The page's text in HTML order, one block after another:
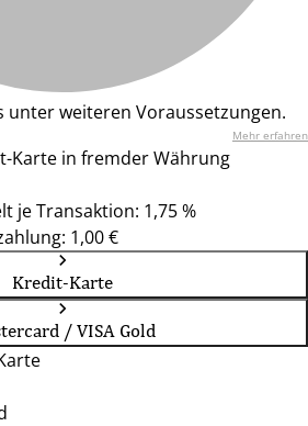
unter weiteren Voraussetzungen.
Mehr erfahren
Karte in fremder Währung
je Transaktion: 1,75 %
1,00 €
Kredit-Karte
/ VISA Gold